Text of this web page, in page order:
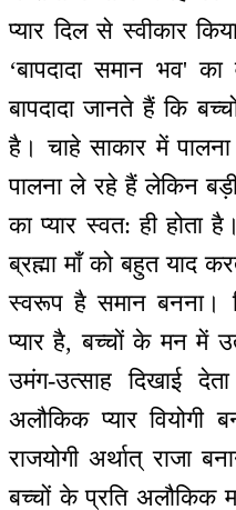
प्यार दिल से स्वीकार
‘बापदादा समान भव'
बापदादा जानते हैं कि
है। चाहे साकार में
पालना ले रहे हैं लेकिन
का प्यार स्वत: ही होता
ब्रह्मा माँ को बहुत याद
स्वरूप है समान बनना।
प्यार है, बच्चों के मन में
उमंग-उत्साह दिखाई
अलौकिक प्यार वियोगी
राजयोगी अर्थात् राजा
बच्चों के प्रति अलौकिक